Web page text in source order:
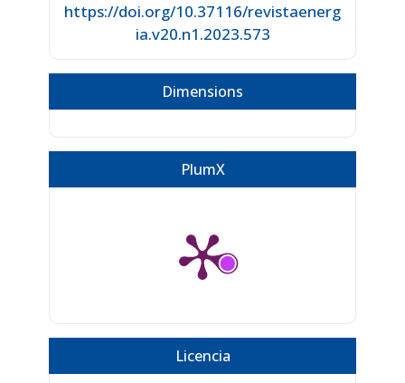
https://doi.org/10.37116/revistaenerg
ia.v20.n1.2023.573
Dimensions
PlumX
Licencia